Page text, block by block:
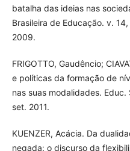
batalha das ideias nas
Brasileira de Educação. v.
2009.
FRIGOTTO, Gaudêncio;
e políticas da formação de
nas suas modalidades.
set. 2011.
KUENZER, Acácia. Da
negada: o discurso da